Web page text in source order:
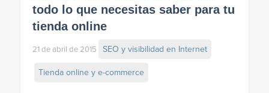
todo lo que necesitas saber para tu
tienda online
21 de abril de 2015 SEO y visibilidad en Internet
Tienda online y e-commerce